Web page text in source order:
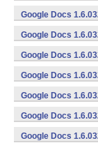
Google Docs
Google Docs
Google Docs
Google Docs
Google Docs
Google Docs
Google Docs